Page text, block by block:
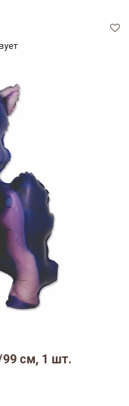
99 см, 1 шт.